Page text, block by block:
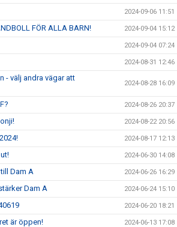
2024-09-06 11:51
FÖR ALLA BARN! 2024-09-04 15:12
2024-09-04 07:24
2024-08-31 12:46
- välj andra vägar att
2024-08-28 16:09
2024-08-26 20:37
2024-08-22 20:56
2024-08-17 12:13
2024-06-30 14:08
Dam A 2024-06-26 16:29
Dam A 2024-06-24 15:10
2024-06-20 18:21
är öppen! 2024-06-13 17:08